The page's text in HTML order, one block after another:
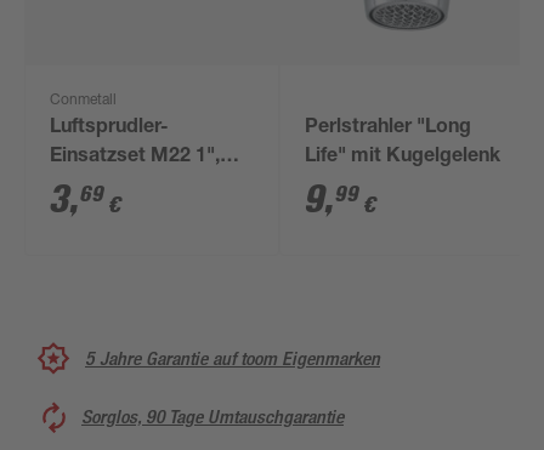
Conmetall
Luftsprudler-
Einsatzset M22 1",
M24 1"
3,69 €
Perlstrahler "Long
Life" mit Kugelgelenk
9,99 €
5 Jahre Garantie auf toom Eigenmarken
Sorglos, 90 Tage Umtauschgarantie